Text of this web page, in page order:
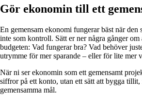
Gör ekonomin till ett
En gemensam ekonomi fungerar bäst när den
inte som kontroll. Sätt er ner några gånger om
budgeten: Vad fungerar bra? Vad behöver
utrymme för mer sparande – eller för lite mer
När ni ser ekonomin som ett gemensamt
siffror på ett konto, utan ett sätt att bygga tillit,
gemensamma mål.